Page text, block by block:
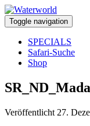
Toggle navigation
SPECIALS
Safari-Suche
Shop
Veröffentlicht 27.